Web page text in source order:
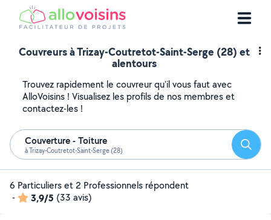
Couvreurs à Trizay-Coutretot-Saint-Serge (28) et
alentours
Trouvez rapidement le couvreur qu'il vous faut avec
AlloVoisins ! Visualisez les profils de nos membres et
contactez-les !
Couverture - Toiture
à Trizay-Coutretot-Saint-Serge (28)
6 Particuliers et 2 Professionnels répondent
-
3,9/5 (33 avis)